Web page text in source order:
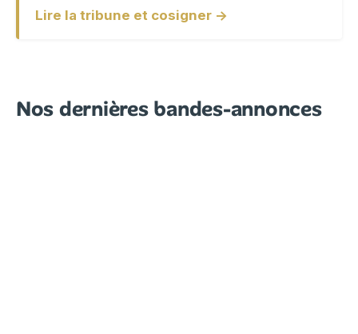
Lire la tribune et cosigner →
Nos dernières bandes-annonces